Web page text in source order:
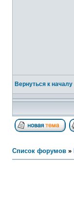
Вернуться к началу
Список форумов »